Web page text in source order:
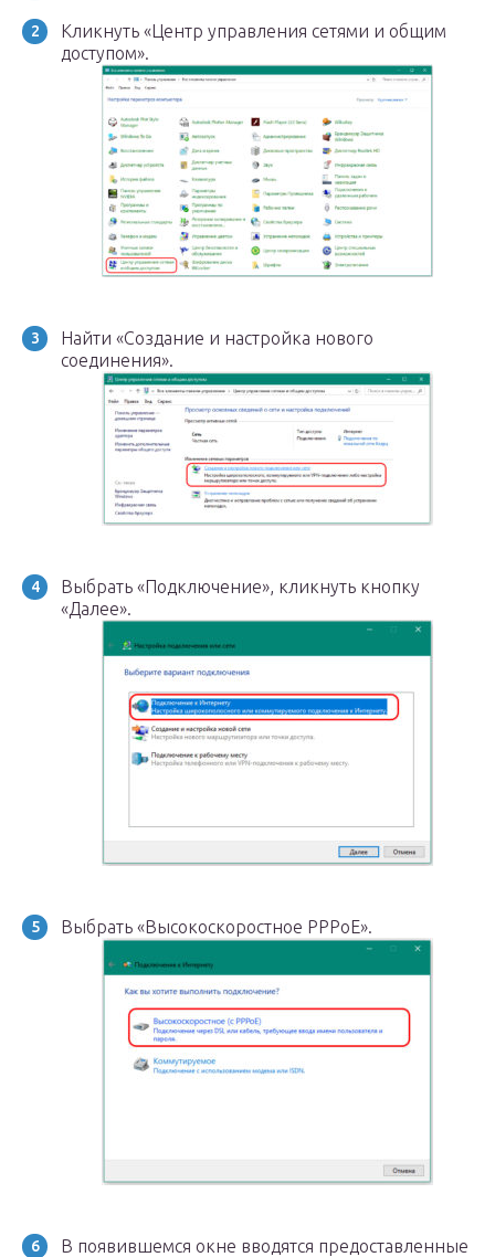
Кликнуть «Центр управления сетями и общим
доступом».
Найти «Создание и настройка нового
соединения».
Выбрать «Подключение», кликнуть кнопку
«Далее».
Выбрать «Высокоскоростное РРРоЕ».
В появившемся окне вводятся предоставленные